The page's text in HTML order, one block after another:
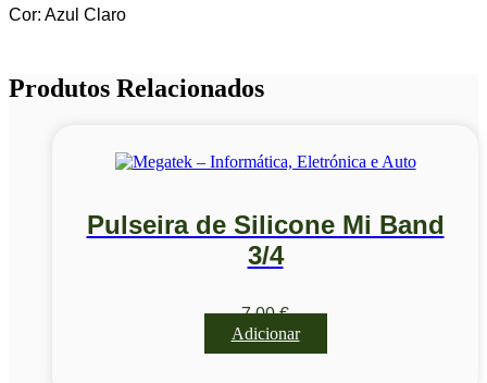
Cor: Azul Claro
Produtos Relacionados
Pulseira de Silicone Mi Band
3/4
7,00€
Adicionar